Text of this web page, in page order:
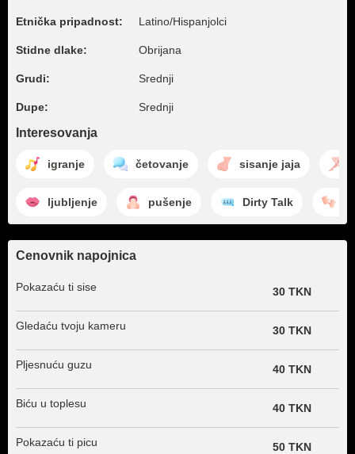
Etnička pripadnost: Latino/Hispanjolci
Stidne dlake: Obrijana
Grudi: Srednji
Dupe: Srednji
Interesovanja
igranje četovanje sisanje jaja
ljubljenje pušenje Dirty Talk
Cenovnik napojnica
Pokazaću ti sise 30 TKN
Gledaću tvoju kameru 30 TKN
Pljesnuću guzu 40 TKN
Biću u toplesu 40 TKN
Pokazaću ti picu 50 TKN